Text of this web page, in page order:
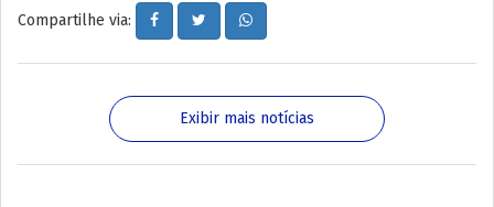
Compartilhe via:
Exibir mais notícias